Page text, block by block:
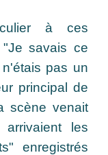
à ces
"Je savais ce
pas un
principal de
scène venait
les
enregistrés